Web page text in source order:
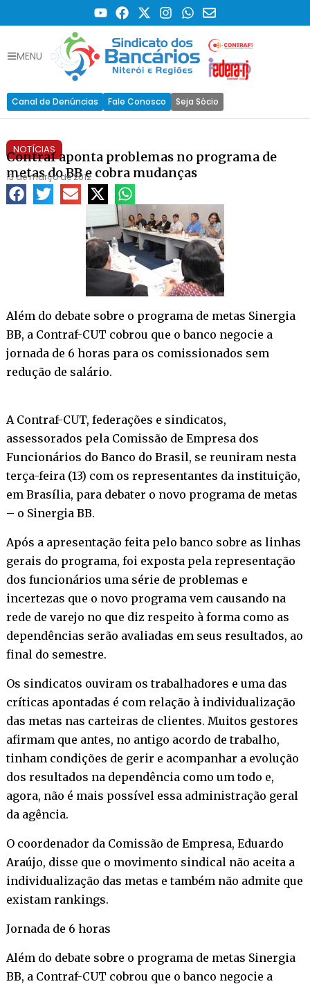
MENU
Canal de Denúncias Fale Conosco Seja Sócio
NOTÍCIAS
Contraf aponta problemas no programa de
metas do BB e cobra mudanças
13 de março de 2012
Além do debate sobre o programa de metas Sinergia
BB, a Contraf-CUT cobrou que o banco negocie a
jornada de 6 horas para os comissionados sem
redução de salário.
A Contraf-CUT, federações e sindicatos,
assessorados pela Comissão de Empresa dos
Funcionários do Banco do Brasil, se reuniram nesta
terça-feira (13) com os representantes da instituição,
em Brasília, para debater o novo programa de metas
– o Sinergia BB.
Após a apresentação feita pelo banco sobre as linhas
gerais do programa, foi exposta pela representação
dos funcionários uma série de problemas e
incertezas que o novo programa vem causando na
rede de varejo no que diz respeito à forma como as
dependências serão avaliadas em seus resultados, ao
final do semestre.
Os sindicatos ouviram os trabalhadores e uma das
críticas apontadas é com relação à individualização
das metas nas carteiras de clientes. Muitos gestores
afirmam que antes, no antigo acordo de trabalho,
tinham condições de gerir e acompanhar a evolução
dos resultados na dependência como um todo e,
agora, não é mais possível essa administração geral
da agência.
O coordenador da Comissão de Empresa, Eduardo
Araújo, disse que o movimento sindical não aceita a
individualização das metas e também não admite que
existam rankings.
Jornada de 6 horas
Além do debate sobre o programa de metas Sinergia
BB, a Contraf-CUT cobrou que o banco negocie a